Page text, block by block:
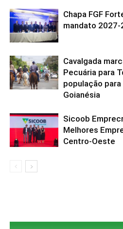
Chapa FGF
mandato 2027-
Cavalgada
Pecuária para
população
Goianésia
Sicoob
Melhores
Centro-Oeste